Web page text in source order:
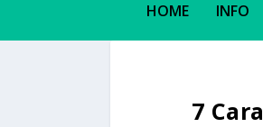
HOME INFO
7